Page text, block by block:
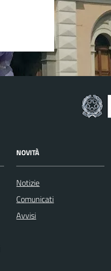
NOVITÀ
Notizie
Comunicati
Avvisi